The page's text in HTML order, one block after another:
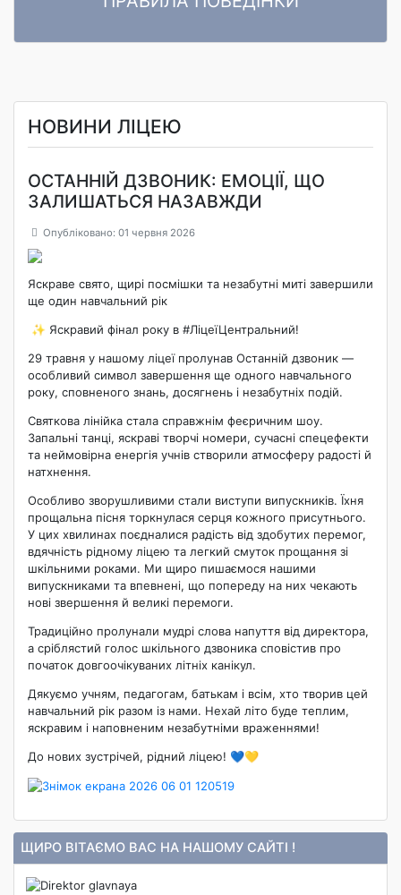
ЩИРО ВІТАЄМО ВАС НА НАШОМУ САЙТІ !
НОВИНИ ЛІЦЕЮ
ОСТАННІЙ ДЗВОНИК: ЕМОЦІЇ, ЩО
ЗАЛИШАТЬСЯ НАЗАВЖДИ
Опубліковано: 01 червня 2026
Яскраве свято, щирі посмішки та незабутні миті завершили
ще один навчальний рік
✨ Яскравий фінал року в #ЛіцеїЦентральний!
29 травня у нашому ліцеї пролунав Останній дзвоник —
особливий символ завершення ще одного навчального
року, сповненого знань, досягнень і незабутніх подій.
Святкова лінійка стала справжнім феєричним шоу.
Запальні танці, яскраві творчі номери, сучасні спецефекти
та неймовірна енергія учнів створили атмосферу радості й
натхнення.
Особливо зворушливими стали виступи випускників. Їхня
прощальна пісня торкнулася серця кожного присутнього.
У цих хвилинах поєдналися радість від здобутих перемог,
вдячність рідному ліцею та легкий смуток прощання зі
шкільними роками. Ми щиро пишаємося нашими
випускниками та впевнені, що попереду на них чекають
нові звершення й великі перемоги.
Традиційно пролунали мудрі слова напуття від директора,
а сріблястий голос шкільного дзвоника сповістив про
початок довгоочікуваних літніх канікул.
Дякуємо учням, педагогам, батькам і всім, хто творив цей
навчальний рік разом із нами. Нехай літо буде теплим,
яскравим і наповненим незабутніми враженнями!
До нових зустрічей, рідний ліцею! 💙💛